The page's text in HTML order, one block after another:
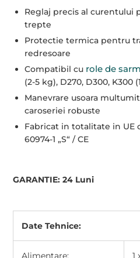
Reglaj precis al curentului
trepte
Protectie termica pentru
redresoare
Compatibil cu role de
(2-5 kg), D270, D300, K300
Manevrare usoara
caroseriei robuste
Fabricat in totalitate in UE
60974-1 „S“ / CE
GARANTIE: 24 Luni
Date Tehnice:
Alimentare: 1